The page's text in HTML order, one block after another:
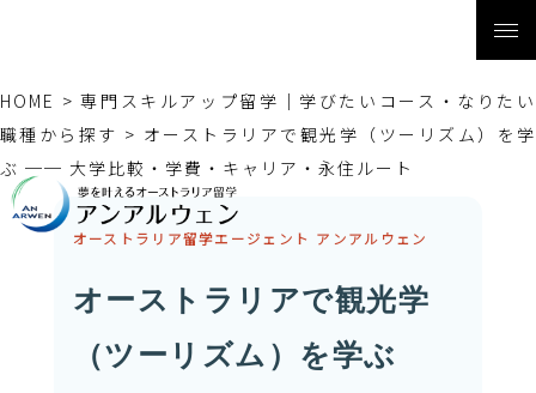
HOME >専門スキルアップ留学｜学びたいコース・なりたい
職種から探す > オーストラリアで観光学（ツーリズム）を学
ぶ ── 大学比較・学費・キャリア・永住ルート
オーストラリア留学エージェント アンアルウェン
オーストラリアで観光学
（ツーリズム）を学ぶ